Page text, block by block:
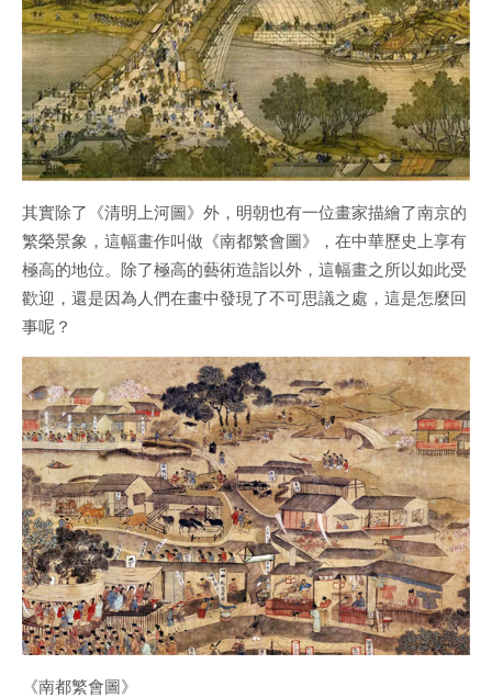
其實除了《清明上河圖》外，明朝也有一位畫家描繪了南京的
繁榮景象，這幅畫作叫做《南都繁會圖》，在中華歷史上享有
極高的地位。除了極高的藝術造詣以外，這幅畫之所以如此受
歡迎，還是因為人們在畫中發現了不可思議之處，這是怎麼回
事呢？
《南都繁會圖》